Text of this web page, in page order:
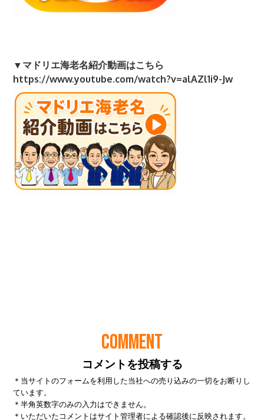
COMMENT
コメントを投稿する
＊当サイトのフォームを利用した当社への売り込みの一切をお断りし
ています。
＊半角英数字のみの入力はできません。
＊いただいたコメントはサイト管理者による確認後に反映されます。